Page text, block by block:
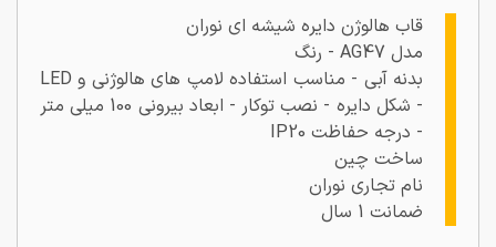
قاب هالوژن دایره شیشه ای نوران
مدل AG47 - رنگ
بدنه آبی - مناسب استفاده لامپ های هالوژنی و LED
- شکل دایره - نصب توکار - ابعاد بیرونی 100 میلی متر
- درجه حفاظت IP20
ساخت چین
نام تجاری نوران
ضمانت 1 سال